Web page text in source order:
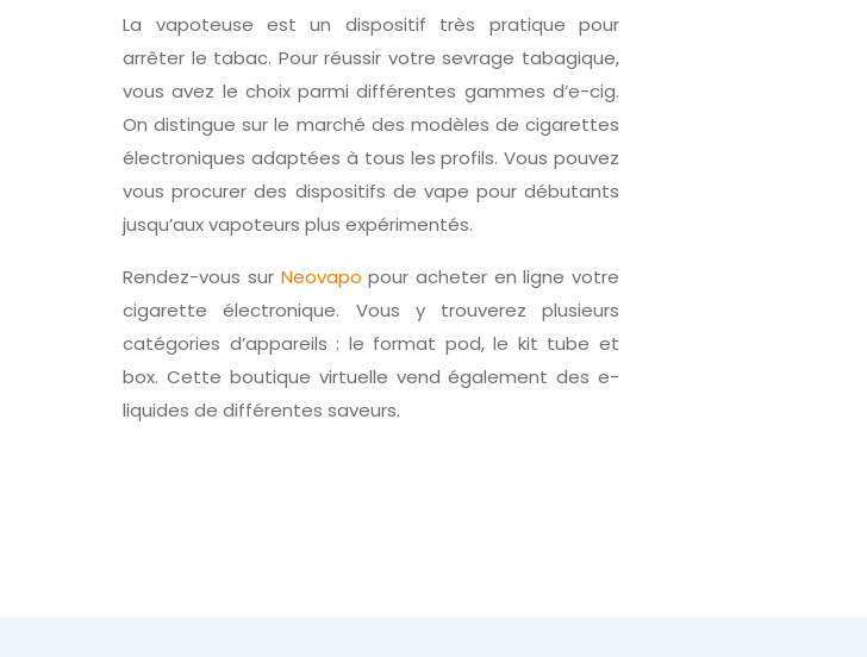
La vapoteuse est un dispositif très pratique pour
arrêter le tabac. Pour réussir votre sevrage tabagique,
vous avez le choix parmi différentes gammes d’e-cig.
On distingue sur le marché des modèles de cigarettes
électroniques adaptées à tous les profils. Vous pouvez
vous procurer des dispositifs de vape pour débutants
jusqu’aux vapoteurs plus expérimentés.
Rendez-vous sur Neovapo pour acheter en ligne votre
cigarette électronique. Vous y trouverez plusieurs
catégories d’appareils : le format pod, le kit tube et
box. Cette boutique virtuelle vend également des e-
liquides de différentes saveurs.